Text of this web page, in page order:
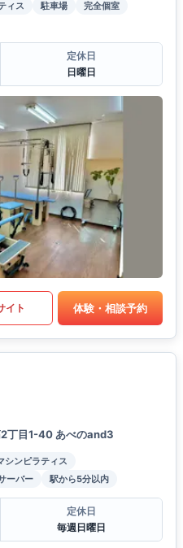
ィス 駐車場
完全個室
定休日
日曜日
イト 体験・相談予約
2丁目1-40 あべのand3
シンピラティス
ーバー 駅から5分以内
定休日
毎週日曜日